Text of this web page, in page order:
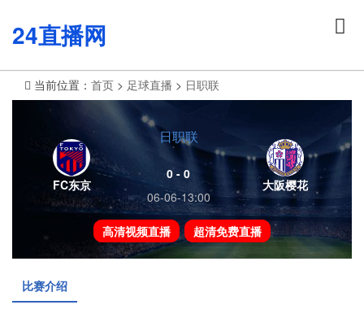
24直播网
当前位置： 首页 > 足球直播 > 日职联
FC东京
日职联
0 - 0
06-06-13:00
大阪樱花
高清视频直播 超清免费直播